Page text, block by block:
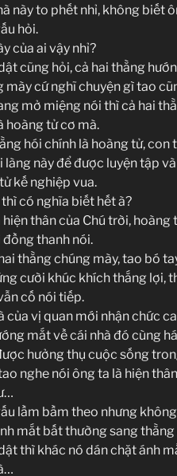
này to phết nhỉ, không biết
hỏi.
của ai vậy nhỉ?
cũng hỏi, cả hai thằng
cứ nghĩ chuyện gì tao
mở miệng nói thì cả hai
hoàng tử cơ mà.
hói chính là hoàng tử, con
làng này để được luyện tập
kế nghiệp vua.
có nghĩa biết hết à?
thân của Chú trời, hoàng
đồng thanh nói.
thằng chúng mày, tao bó
cười khúc khích thắng lợi,
cố nói tiếp.
vị quan mới nhận chức
mắt về cái nhà đó cùng
hưởng thụ cuộc sống
nghe nói ông ta là hiện
lầm bầm theo nhưng
mắt bất thường sang
thì khác nó dán chặt ánh